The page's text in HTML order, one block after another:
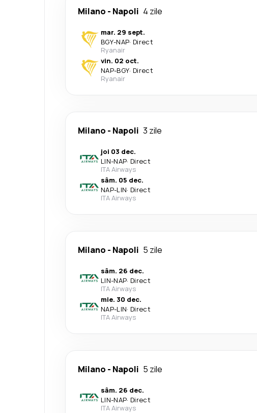
Milano - Napoli 4 zile
mar. 29 sept.
BGY-NAP· Direct
Ryanair
vin. 02 oct.
NAP-BGY· Direct
Ryanair
Milano - Napoli 3 zile
joi 03 dec.
LIN-NAP· Direct
ITA Airways
sâm. 05 dec.
NAP-LIN· Direct
ITA Airways
Milano - Napoli 5 zile
sâm. 26 dec.
LIN-NAP· Direct
ITA Airways
mie. 30 dec.
NAP-LIN· Direct
ITA Airways
Milano - Napoli 5 zile
sâm. 26 dec.
LIN-NAP· Direct
ITA Airways